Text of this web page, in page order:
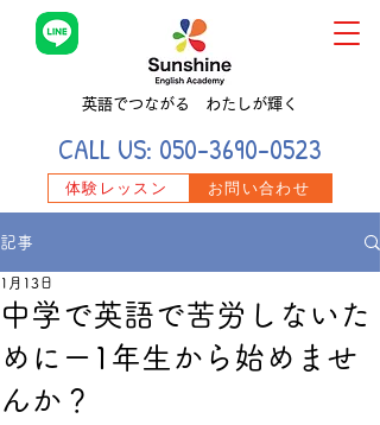
体験レッスン お問い合わせ
CALL US: 050-3690-0523
英語でつながる わたしが輝く
記事
中学で英語で苦労しないた
めにー1年生から始めませ
んか？
1月13日